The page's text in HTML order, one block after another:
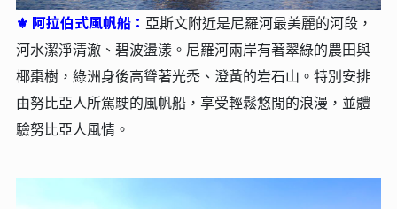
⚜ 阿拉伯式風帆船： 亞斯文附近是尼羅河最美麗的河段，
河水潔淨清澈、碧波盪漾。尼羅河兩岸有著翠綠的農田與
椰棗樹，綠洲身後高聳著光禿、澄黃的岩石山。特別安排
由努比亞人所駕駛的風帆船，享受輕鬆悠閒的浪漫，並體
驗努比亞人風情。